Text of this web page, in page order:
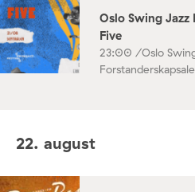
Oslo Swing
Five
23:00 /Oslo
22. august